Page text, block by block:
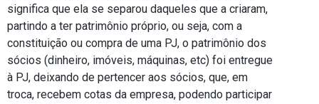
significa que ela se separou daqueles que a criaram,
partindo a ter patrimônio próprio, ou seja, com a
constituição ou compra de uma PJ, o patrimônio dos
sócios (dinheiro, imóveis, máquinas, etc) foi entregue
à PJ, deixando de pertencer aos sócios, que, em
troca, recebem cotas da empresa, podendo participar